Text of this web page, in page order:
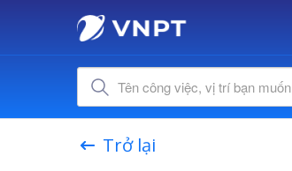
Trở lại